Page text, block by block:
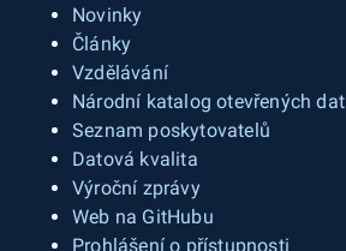
Novinky
Články
Vzdělávání
Národní katalog otevřených dat
Seznam poskytovatelů
Datová kvalita
Výroční zprávy
Web na GitHubu
Prohlášení o přístupnosti